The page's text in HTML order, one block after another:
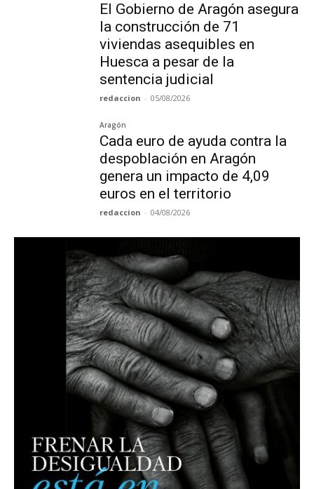
El Gobierno de Aragón asegura
la construcción de 71
viviendas asequibles en
Huesca a pesar de la
sentencia judicial
redaccion - 05/08/2026
Aragón
Cada euro de ayuda contra la
despoblación en Aragón
genera un impacto de 4,09
euros en el territorio
redaccion - 04/08/2026